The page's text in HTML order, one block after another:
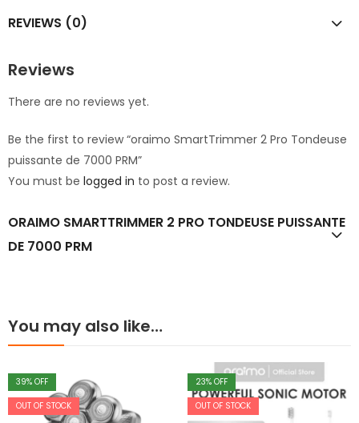
REVIEWS (0)
Reviews
There are no reviews yet.
Be the first to review “oraimo SmartTrimmer 2 Pro Tondeuse
puissante de 7000 PRM”
You must be logged in to post a review.
ORAIMO SMARTTRIMMER 2 PRO TONDEUSE PUISSANTE
DE 7000 PRM
You may also like…
39% OFF
OUT OF STOCK
23% OFF
OUT OF STOCK